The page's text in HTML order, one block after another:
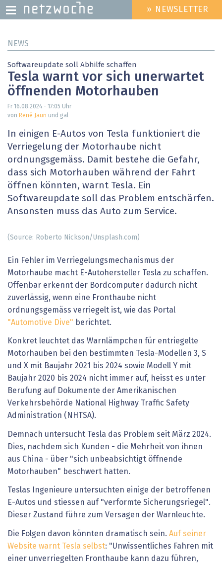
zum
HEADER
MENU
» NEWSLETTER
NEWS
Softwareupdate soll Abhilfe schaffen
Tesla warnt vor sich unerwartet
öffnenden Motorhauben
Fr 16.08.2024 - 17:05 Uhr
von René Jaun und gal
In einigen E-Autos von Tesla funktioniert die
Verriegelung der Motorhaube nicht
ordnungsgemäss. Damit bestehe die Gefahr,
dass sich Motorhauben während der Fahrt
öffnen könnten, warnt Tesla. Ein
Softwareupdate soll das Problem entschärfen.
Ansonsten muss das Auto zum Service.
(Source: Roberto Nickson/Unsplash.com)
Ein Fehler im Verriegelungsmechanismus der
Motorhaube macht E-Autohersteller Tesla zu schaffen.
Offenbar erkennt der Bordcomputer dadurch nicht
zuverlässig, wenn eine Fronthaube nicht
ordnungsgemäss verriegelt ist, wie das Portal
"Automotive Dive" berichtet.
Konkret leuchtet das Warnlämpchen für entriegelte
Motorhauben bei den bestimmten Tesla-Modellen 3, S
und X mit Baujahr 2021 bis 2024 sowie Modell Y mit
Baujahr 2020 bis 2024 nicht immer auf, heisst es unter
Berufung auf Dokumente der Amerikanischen
Verkehrsbehörde National Highway Traffic Safety
Administration (NHTSA).
Demnach untersucht Tesla das Problem seit März 2024.
Dies, nachdem sich Kunden - die Mehrheit von ihnen
aus China - über "sich unbeabsichtigt öffnende
Motorhauben" beschwert hatten.
Teslas Ingenieure untersuchten einige der betroffenen
E-Autos und stiessen auf "verformte Sicherungsriegel".
Dieser Zustand führe zum Versagen der Warnleuchte.
Die Folgen davon könnten dramatisch sein. Auf seiner
Website warnt Tesla selbst: "Unwissentliches Fahren mit
einer unverriegelten Fronthaube kann dazu führen,